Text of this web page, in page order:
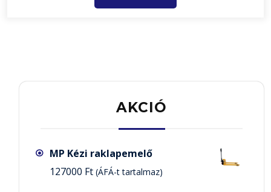
AKCIÓ
MP Kézi raklapemelő
127000 Ft (ÁFÁ-t tartalmaz)